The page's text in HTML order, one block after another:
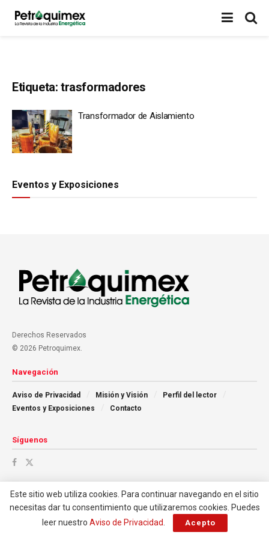
Etiqueta: trasformadores
Transformador de Aislamiento
Eventos y Exposiciones
Derechos Reservados
© 2026 Petroquimex.
Navegación
Aviso de Privacidad Misión y Visión
Perfil del lector
Eventos y Exposiciones
Contacto
Síguenos
Este sitio web utiliza cookies. Para continuar navegando en el sitio
necesitas dar tu consentimiento que utilizaremos cookies. Puedes
leer nuestro Aviso de Privacidad Acepto